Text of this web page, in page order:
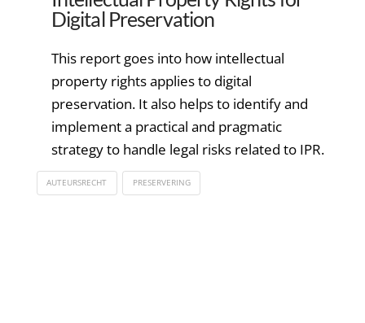
Digital Preservation
This report goes into how intellectual
property rights applies to digital
preservation. It also helps to identify and
implement a practical and pragmatic
strategy to handle legal risks related to IPR.
AUTEURSRECHT PRESERVERING